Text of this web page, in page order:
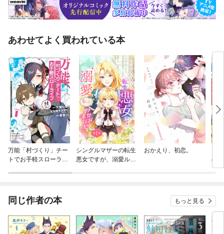
あわせてよく買われている本
万能「村づくり」チー
トでお手軽スローライ
シングルマザーの転生
悪女ですが、溺愛ルー
おかえり、初恋。
の
同じ作者の本 もっと見る